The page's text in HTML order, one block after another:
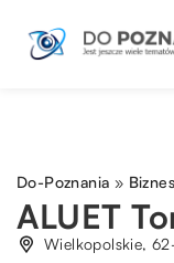
Do-Poznania » Biznes
ALUET
Wielkopolskie,